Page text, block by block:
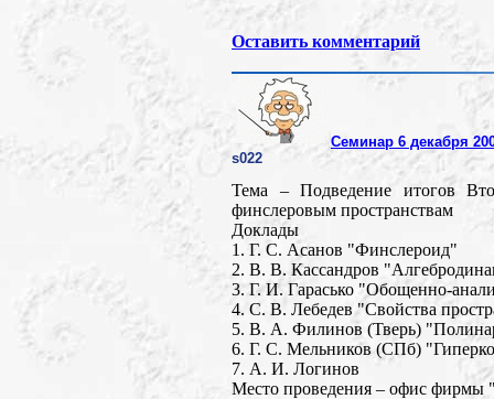
Оставить комментарий
Семинар 6 декабря
s022
Тема – Подведение итогов
финслеровым пространствам
Доклады
1. Г. С. Асанов "Финслероид"
2. В. В. Кассандров
3. Г. И. Гарасько "Обощенно-
4. С. В. Лебедев "Свойства
5. В. А. Филинов (Тверь)
6. Г. С. Мельников (СПб)
7. А. И. Логинов
Место проведения – офис фирмы